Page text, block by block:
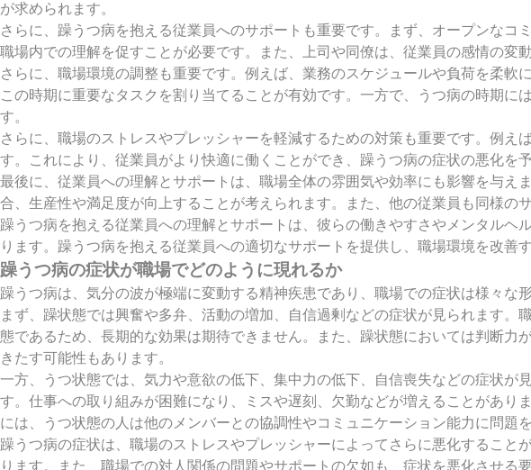
が求められます。
さらに、躁うつ病を抱える従業員へのサポートも重要です。まず、オープンな
職場内での理解を促すことが必要です。また、上司や同僚は、従業員の感情の変
さらに、職場環境の調整も重要です。例えば、業務のスケジュールや負荷を柔
この時期に重要なタスクを割り当てることが有効です。一方で、うつ病の時期
す。
さらに、職場のストレスやプレッシャーを軽減するための対策も重要です。例
す。これにより、従業員がより快適に働くことができ、躁うつ病の症状の悪化を
最後に、従業員への理解とサポートは、職場全体の雰囲気や効率にも影響を与
合、生産性や満足度が向上することが考えられます。また、他の従業員も同様の
躁うつ病を抱える従業員への理解とサポートは、彼らの働きやすさやメンタル
ります。躁うつ病を抱える従業員への適切なサポートを提供し、職場環境を改善
躁うつ病の症状が職場でどのように現れるか
躁うつ病は、気分の波が極端に変動する精神疾患であり、職場での症状は様々な
まず、躁状態では興奮や多弁、活動の増加、自信過剰などの症状が見られます
態であるため、長期的な効果は期待できません。また、躁状態においては判断
きたす可能性もあります。
一方、うつ状態では、気力や意欲の低下、集中力の低下、自信喪失などの症状
す。仕事への取り組みが困難になり、ミスや遅刻、欠勤などが増えることがあ
には、うつ状態の人は他のメンバーとの協調性やコミュニケーション能力に問題
躁うつ病の症状は、職場のストレスやプレッシャーによってさらに悪化するこ